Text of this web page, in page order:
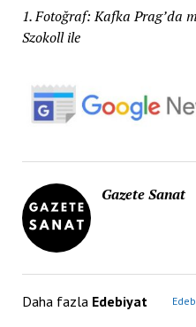
1. Fotoğraf: Kafka Prag’da
Szokoll ile
Gazete Sanat
Daha fazla Edebiyat